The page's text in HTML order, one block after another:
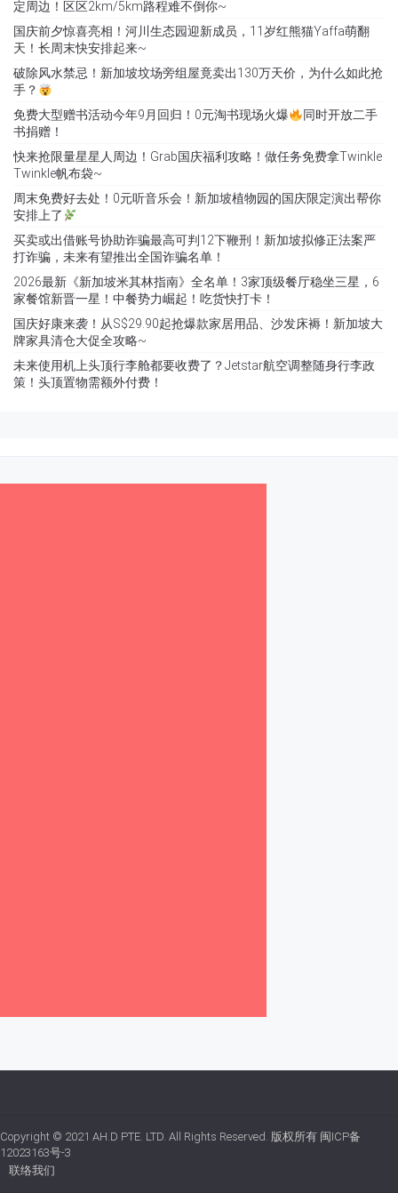
定周边！区区2km/5km路程难不倒你~
国庆前夕惊喜亮相！河川生态园迎新成员，11岁红熊猫Yaffa萌翻
天！长周末快安排起来~
破除风水禁忌！新加坡坟场旁组屋竟卖出130万天价，为什么如此抢
手？
免费大型赠书活动今年9月回归！0元淘书现场火爆
同时开放二手
书捐赠！
快来抢限量星星人周边！Grab国庆福利攻略！做任务免费拿Twinkle
Twinkle帆布袋~
周末免费好去处！0元听音乐会！新加坡植物园的国庆限定演出帮你
安排上了
买卖或出借账号协助诈骗最高可判12下鞭刑！新加坡拟修正法案严
打诈骗，未来有望推出全国诈骗名单！
2026最新《新加坡米其林指南》全名单！3家顶级餐厅稳坐三星，6
家餐馆新晋一星！中餐势力崛起！吃货快打卡！
国庆好康来袭！从S$29.90起抢爆款家居用品、沙发床褥！新加坡大
牌家具清仓大促全攻略~
未来使用机上头顶行李舱都要收费了？Jetstar航空调整随身行李政
策！头顶置物需额外付费！
Copyright © 2021 AH.D PTE. LTD. All Rights Reserved. 版权所有 闽ICP备
12023163号-3
联络我们